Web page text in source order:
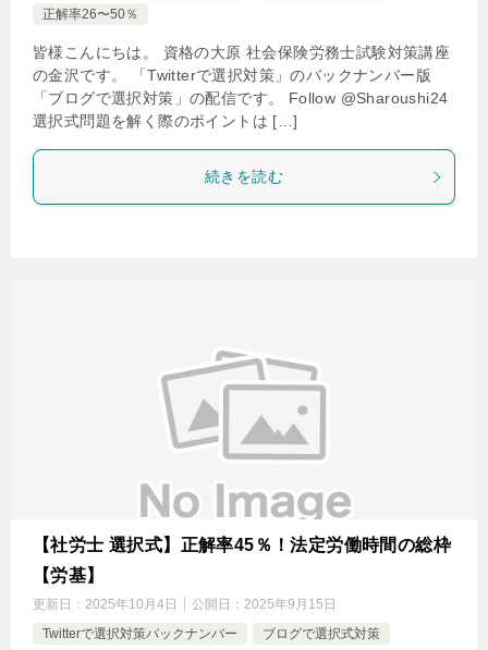
正解率26〜50％
皆様こんにちは。 資格の大原 社会保険労務士試験対策講座
の金沢です。 「Twitterで選択対策」のバックナンバー版
「ブログで選択対策」の配信です。 Follow @Sharoushi24
選択式問題を解く際のポイントは […]
続きを読む
【社労士 選択式】正解率45％！法定労働時間の総枠
【労基】
更新日： 2025年10月4日 公開日： 2025年9月15日
Twitterで選択対策バックナンバー
ブログで選択式対策